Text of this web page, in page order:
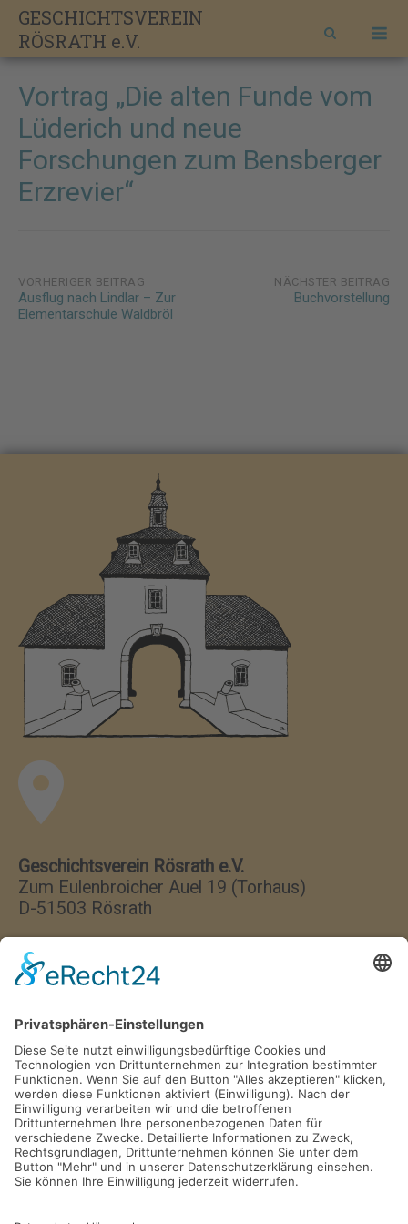
Skip
content
GESCHICHTSVEREIN
RÖSRATH e.V.
Vortrag „Die alten Funde vom
Lüderich und neue
Forschungen zum Bensberger
Erzrevier“
Post
navigation
VORHERIGER BEITRAG
Ausflug nach Lindlar – Zur
Elementarschule Waldbröl
NÄCHSTER BEITRAG
Buchvorstellung
Geschichtsverein Rösrath e.V.
Zum Eulenbroicher Auel 19 (Torhaus)
D-51503 Rösrath
Wir haben jeden Donnerstag
von 17:00–18:00 Uhr geöffnet.
Postfach 1329
D-51494 Rösrath